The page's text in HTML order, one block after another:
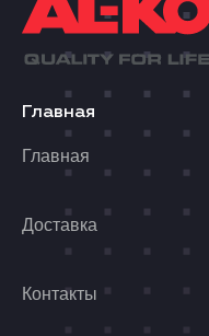
Главная
Главная
Доставка
Контакты